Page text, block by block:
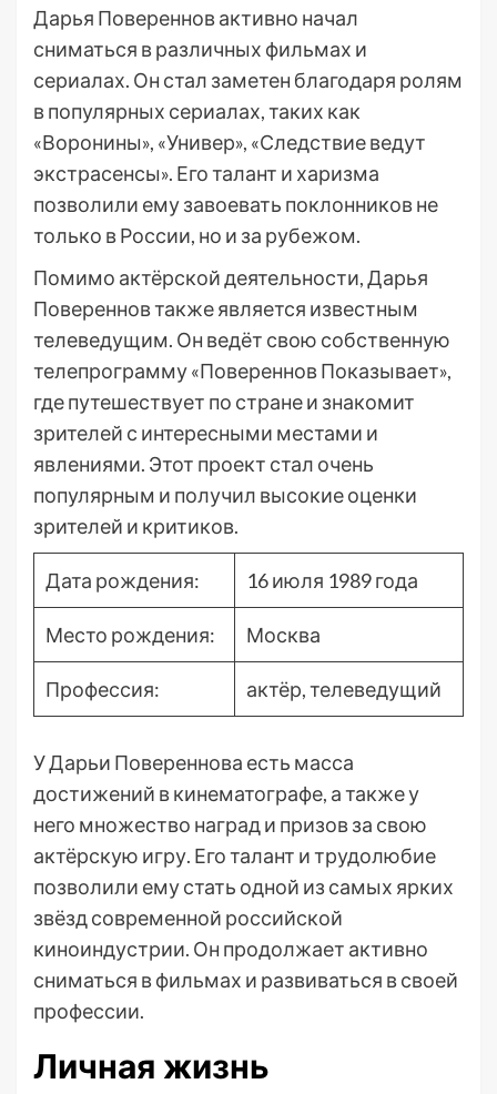
Дарья Повереннов активно начал
сниматься в различных фильмах и
сериалах. Он стал заметен благодаря ролям
в популярных сериалах, таких как
«Воронины», «Универ», «Следствие ведут
экстрасенсы». Его талант и харизма
позволили ему завоевать поклонников не
только в России, но и за рубежом.
Помимо актёрской деятельности, Дарья
Повереннов также является известным
телеведущим. Он ведёт свою собственную
телепрограмму «Повереннов Показывает»,
где путешествует по стране и знакомит
зрителей с интересными местами и
явлениями. Этот проект стал очень
популярным и получил высокие оценки
зрителей и критиков.
Дата рождения: 16 июля 1989 года
Место рождения: Москва
Профессия: актёр, телеведущий
У Дарьи Повереннова есть масса
достижений в кинематографе, а также у
него множество наград и призов за свою
актёрскую игру. Его талант и трудолюбие
позволили ему стать одной из самых ярких
звёзд современной российской
киноиндустрии. Он продолжает активно
сниматься в фильмах и развиваться в своей
профессии.
Личная жизнь